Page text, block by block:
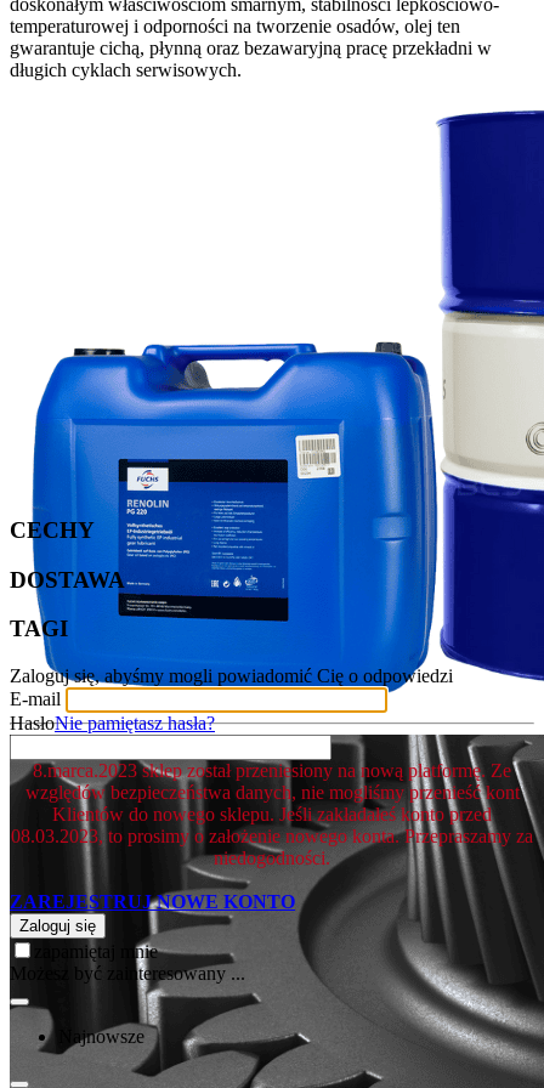
doskonałym właściwościom smarnym, stabilności lepkościowo-
temperaturowej i odporności na tworzenie osadów, olej ten
gwarantuje cichą, płynną oraz bezawaryjną pracę przekładni w
długich cyklach serwisowych.
CECHY
DOSTAWA
TAGI
Zaloguj się, abyśmy mogli powiadomić Cię o odpowiedzi
E-mail
HasłoNie pamiętasz hasła?
8.marca.2023 sklep został przeniesiony na nową platformę. Ze
względów bezpieczeństwa danych, nie mogliśmy przenieść kont
Klientów do nowego sklepu. Jeśli zakładałeś konto przed
08.03.2023, to prosimy o założenie nowego konta. Przepraszamy za
niedogodności.
ZAREJESTRUJ NOWE KONTO
Zaloguj się
zapamiętaj mnie
Możesz być zainteresowany ...
Najnowsze